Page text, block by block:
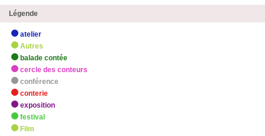
Légende
atelier
Autres
balade contée
cercle des conteurs
conférence
conterie
exposition
festival
Film